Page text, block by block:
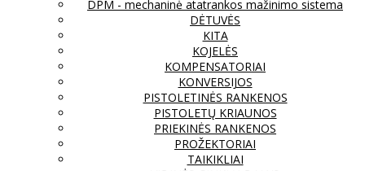
DPM - mechaninė atatrankos mažinimo sistema
DĖTUVĖS
KITA
KOJELĖS
KOMPENSATORIAI
KONVERSIJOS
PISTOLETINĖS RANKENOS
PISTOLETŲ KRIAUNOS
PRIEKINĖS RANKENOS
PROŽEKTORIAI
TAIKIKLIAI